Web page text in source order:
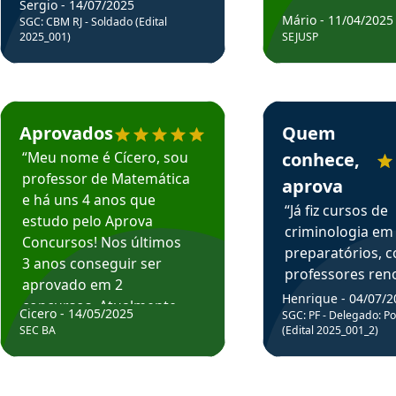
em depoimento
Sergio - 14/07/2025
SGC: CBM RJ - Soldado (Edital
2025_001)
Estudante Cicero recomenda o Aprova Concursos em depoimento
Aprovados
“Meu nome é Cícero, sou
professor de Matemática
e há uns 4 anos que
estudo pelo Aprova
Concursos! Nos últimos
3 anos conseguir ser
aprovado em 2
concursos. Atualmente,
estou atuando como
Cicero - 14/05/2025
SEC BA
Mário - 11/04/2025
SEJUSP
Estudante Henrique
Quem
conhece,
aprova
“Já fiz cursos de
criminologia em
preparatórios,
professores
fiz curso em pós
graduação.
Professor do
sem dúvida, o
Henrique - 04/07/
SGC: PF - Delegado:
(Edital 2025_001_2)